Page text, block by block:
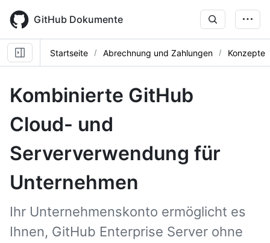
main
content
GitHub Dokumente
Startseite Abrechnung und Zahlungen Konzepte
Kombinierte GitHub
Cloud- und
Serververwendung für
Unternehmen
Ihr Unternehmenskonto ermöglicht es
Ihnen, GitHub Enterprise Server ohne